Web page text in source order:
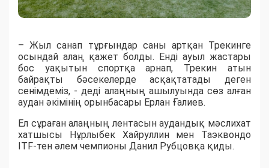
– Жыл санап тұрғындар саны артқан Трекинге
осындай алаң қажет болды. Енді ауыл жастары
бос уақытын спортқа арнап, Трекин атын
байрақты бәсекелерде асқақтатады деген
сенімдеміз, - деді алаңның ашылуында сөз алған
аудан әкімінің орынбасары Ерлан Ғалиев.
Ел сұраған алаңның лентасын аудандық мәслихат
хатшысы Нұрлыбек Хайруллин мен Таэквондо
ITF-тен әлем чемпионы Данил Рубцовқа қиды.